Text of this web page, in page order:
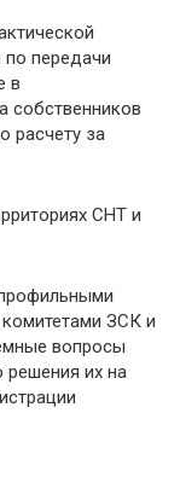
передачи
в
собственников
расчету за
СНТ и
ЗСК и
вопросы
их на